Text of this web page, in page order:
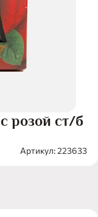
розой ст/б
Артикул: 223633